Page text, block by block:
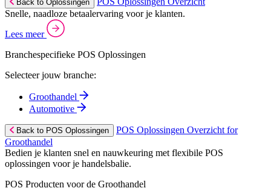
Back to Oplossingen
Snelle, naadloze betaalervaring voor je klanten.
Lees meer
Branchespecifieke POS Oplossingen
Selecteer jouw branche:
Groothandel
Automotive
Back to POS Oplossingen
POS Oplossingen Overzicht for
Groothandel
Bedien je klanten snel en nauwkeuring met flexibile POS
oplossingen voor je handelsbalie.
POS Producten voor de Groothandel